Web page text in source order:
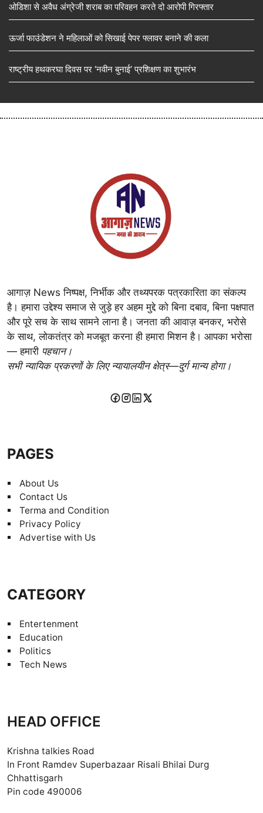
ओडिशा से अवैध अंग्रेजी शराब का परिवहन करते दो आरोपी गिरफ्तार
ऊर्जा फाउंडेशन ने महिलाओं को सिखाई पेपर फ्लावर बनाने की कला
राष्ट्रीय हथकरघा दिवस पर ‘नवीन बुनाई’ प्रशिक्षण का शुभारंभ
आगाज़ News निष्पक्ष, निर्भीक और तथ्यपरक पत्रकारिता का संकल्प
है। हमारा उद्देश्य समाज से जुड़े हर अहम मुद्दे को बिना दबाव, बिना पक्षपात
और पूरे सच के साथ सामने लाना है। जनता की आवाज़ बनकर, भरोसे
के साथ, लोकतंत्र को मजबूत करना ही हमारा मिशन है। आपका भरोसा
— हमारी पहचान।
सभी न्यायिक प्रकरणों के लिए न्यायालयीन क्षेत्र—दुर्ग मान्य होगा।
PAGES
About Us
Contact Us
Terma and Condition
Privacy Policy
Advertise with Us
CATEGORY
Entertenment
Education
Politics
Tech News
HEAD OFFICE
Krishna talkies Road
In Front Ramdev Superbazaar Risali Bhilai Durg
Chhattisgarh
Pin code 490006